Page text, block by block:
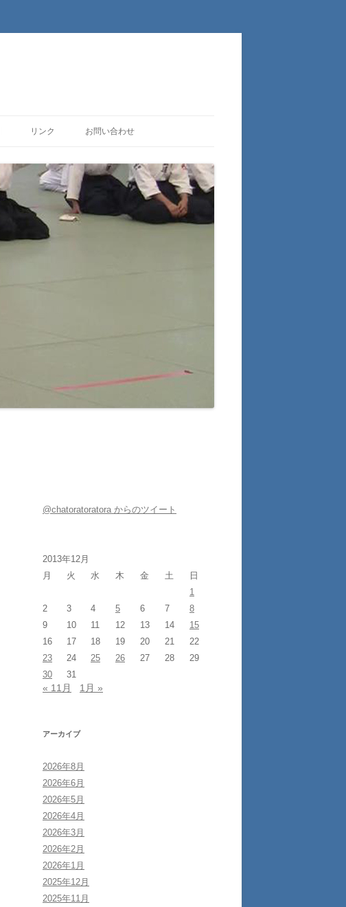
リンク お問い合わせ
@chatoratoratora からのツイート
2013年12月
月
火 水 木 金 土
日
1
2
3 4 5 6 7
8
9
10 11 12 13 14
15
16
17 18 19 20 21
22
23
24 25 26 27 28
29
30
31
« 11月 1月 »
アーカイブ
2026年8月
2026年6月
2026年5月
2026年4月
2026年3月
2026年2月
2026年1月
2025年12月
2025年11月